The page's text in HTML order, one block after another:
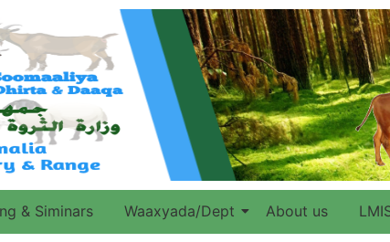
& Siminars Waaxyada/Dept About us